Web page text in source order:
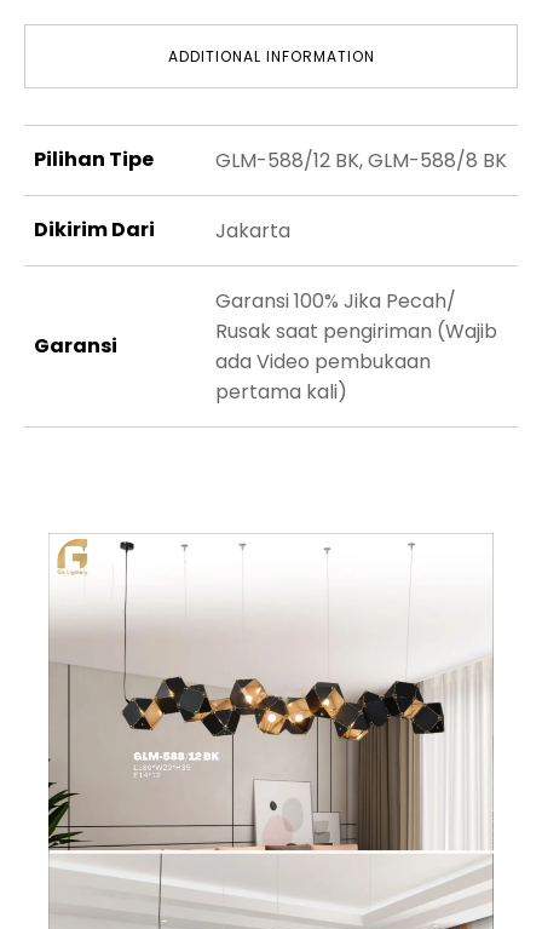
ADDITIONAL INFORMATION
Pilihan Tipe GLM-588/12 BK, GLM-588/8 BK
Dikirim Dari Jakarta
Garansi
Garansi 100% Jika Pecah/
Rusak saat pengiriman (Wajib
ada Video pembukaan
pertama kali)